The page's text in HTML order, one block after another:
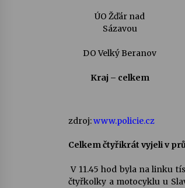
ÚO Žďár nad
Sázavou
DO Velký Beranov
Kraj – celkem
zdroj:www.policie.cz
Celkem čtyřikrát vyjeli v
V 11.45 hod byla na linku
čtyřkolky a motocyklu u